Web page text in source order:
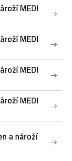
MEDI
MEDI
MEDI
MEDI
a nároží